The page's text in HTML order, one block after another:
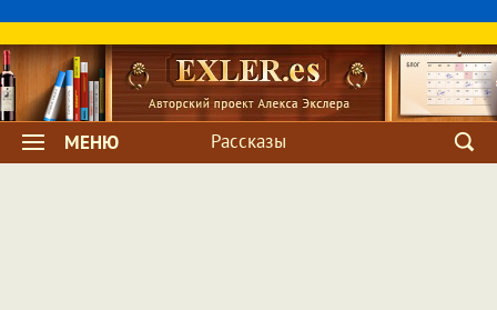
МЕНЮ Рассказы